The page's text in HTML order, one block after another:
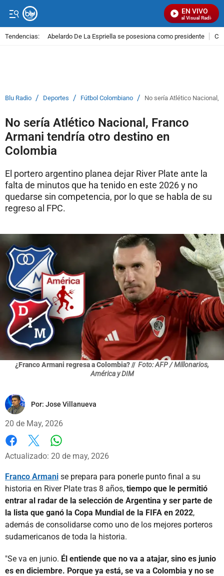
EN VIVO
Señal Visual Radio
Tendencias: Abelardo De La Espriella se posesiona como presidente
Blu Radio / Deportes / Fútbol Colombiano / No sería Atlético Nacional,
No sería Atlético Nacional, Franco
Armani tendría otro destino en
Colombia
El portero argentino planea dejar River Plate ante la
falta de minutos que ha tenido en este 2026 y no
quedarse sin competencia, por lo que se habla de su
regreso al FPC.
¿Franco Armani regresa a Colombia? // Foto: AFP / Millonarios,
América y DIM
Por: Jose Villanueva
20 de May, 2026
Facebook
X
Actualizado: 20 de may, 2026
Franco Armani se prepara para ponerle punto final a su
historia en River Plate tras 8 años, tiempo que le permitió
entrar al radar de la selección de Argentina y ser parte de
la lista que ganó la Copa Mundial de la FIFA en 2022,
además de consolidarse como uno de los mejores porteros
sudamericanos de toda la historia.
"Se va en junio. Él entiende que no va a atajar, sino es junio
es en diciembre. Porque ya está, se va a Colombia y no se